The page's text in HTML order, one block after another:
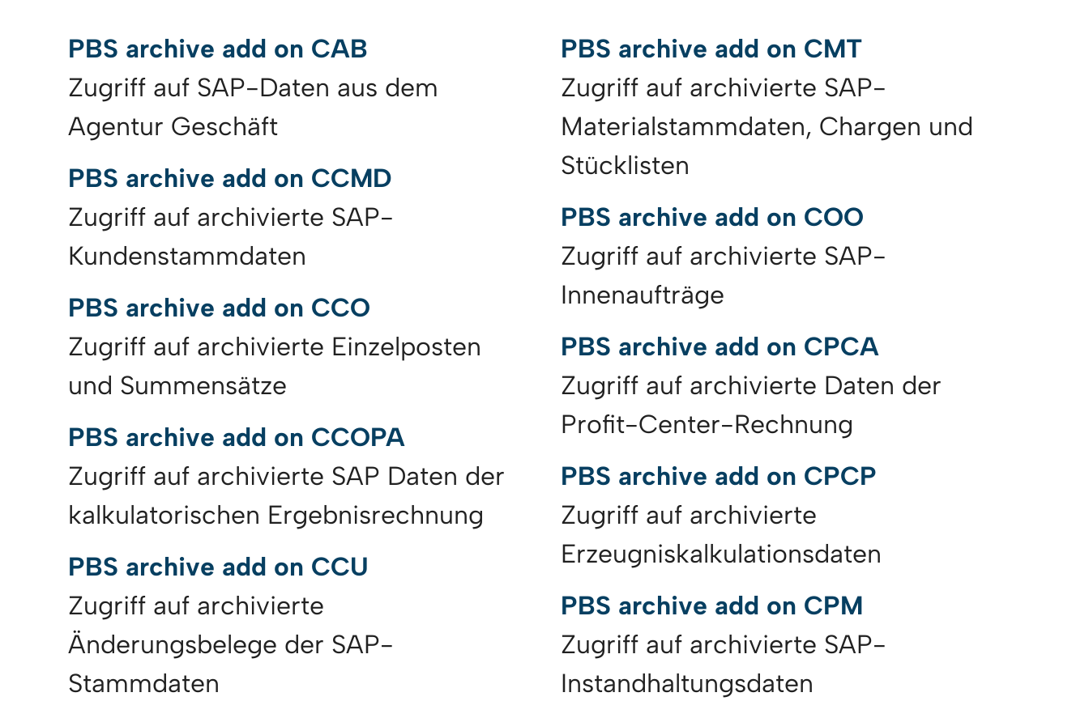
PBS archive add on CAB
Zugriff auf SAP-Daten aus dem
Agentur Geschäft
PBS archive add on CCMD
Zugriff auf archivierte SAP-
Kundenstammdaten
PBS archive add on CCO
Zugriff auf archivierte Einzelposten
und Summensätze
PBS archive add on CCOPA
Zugriff auf archivierte SAP Daten der
kalkulatorischen Ergebnisrechnung
PBS archive add on CCU
Zugriff auf archivierte
Änderungsbelege der SAP-
Stammdaten
PBS archive add on CMT
Zugriff auf archivierte SAP-
Materialstammdaten, Chargen und
Stücklisten
PBS archive add on COO
Zugriff auf archivierte SAP-
Innenaufträge
PBS archive add on CPCA
Zugriff auf archivierte Daten der
Profit-Center-Rechnung
PBS archive add on CPCP
Zugriff auf archivierte
Erzeugniskalkulationsdaten
PBS archive add on CPM
Zugriff auf archivierte SAP-
Instandhaltungsdaten